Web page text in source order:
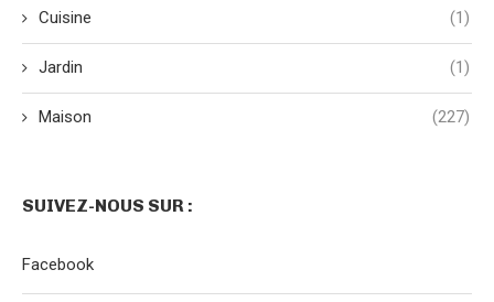
Cuisine (1)
Jardin (1)
Maison (227)
SUIVEZ-NOUS SUR :
Facebook